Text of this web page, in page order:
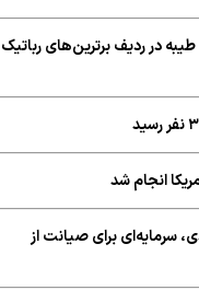
ردیف برترین‌های رباتیک
شد
برای صیانت از